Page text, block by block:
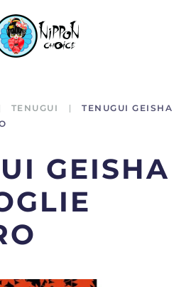
TENUGUI
TENUGUI GEISHA
GEISHA